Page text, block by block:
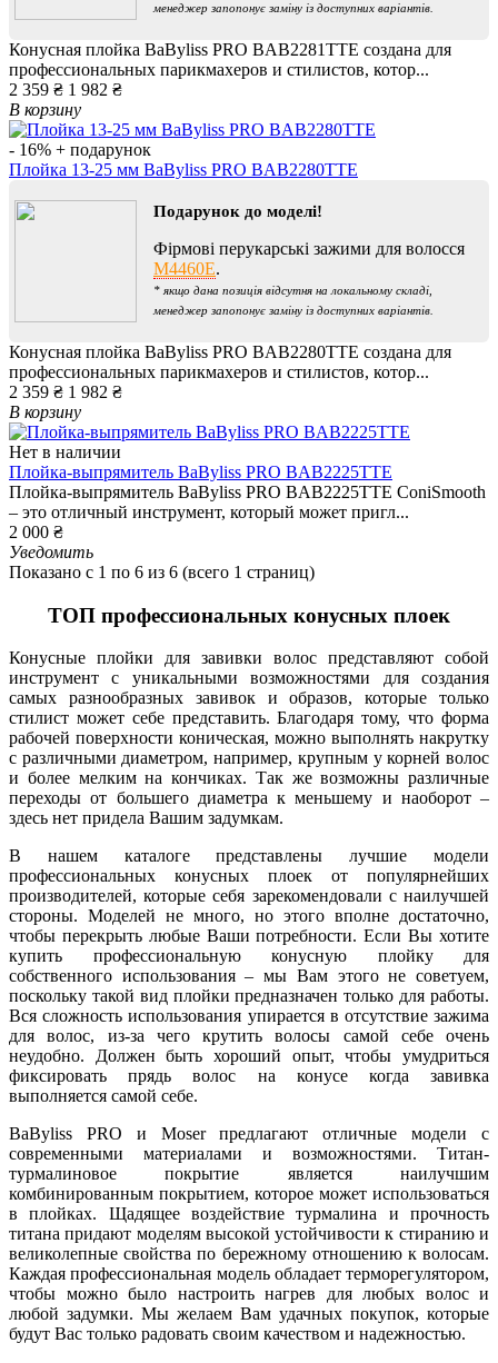
менеджер запопонує заміну із доступних варіантів.
Конусная плойка BaByliss PRO BAB2281TTE создана для
профессиональных парикмахеров и стилистов, котор...
2 359 ₴ 1 982 ₴
В корзину
- 16% + подарунок
Плойка 13-25 мм BaByliss PRO BAB2280TTE
Подарунок до моделі!
Фірмові перукарські зажими для волосся
M4460E.
* якщо дана позиція відсутня на локальному складі,
менеджер запопонує заміну із доступних варіантів.
Конусная плойка BaByliss PRO BAB2280TTE создана для
профессиональных парикмахеров и стилистов, котор...
2 359 ₴ 1 982 ₴
В корзину
Нет в наличии
Плойка-выпрямитель BaByliss PRO BAB2225TTE
Плойка-выпрямитель BaByliss PRO BAB2225TTE ConiSmooth
– это отличный инструмент, который может пригл...
2 000 ₴
Уведомить
Показано с 1 по 6 из 6 (всего 1 страниц)
ТОП профессиональных конусных плоек
Конусные плойки для завивки волос представляют собой
инструмент с уникальными возможностями для создания
самых разнообразных завивок и образов, которые только
стилист может себе представить. Благодаря тому, что форма
рабочей поверхности коническая, можно выполнять накрутку
с различными диаметром, например, крупным у корней волос
и более мелким на кончиках. Так же возможны различные
переходы от большего диаметра к меньшему и наоборот –
здесь нет придела Вашим задумкам.
В нашем каталоге представлены лучшие модели
профессиональных конусных плоек от популярнейших
производителей, которые себя зарекомендовали с наилучшей
стороны. Моделей не много, но этого вполне достаточно,
чтобы перекрыть любые Ваши потребности. Если Вы хотите
купить профессиональную конусную плойку для
собственного использования – мы Вам этого не советуем,
поскольку такой вид плойки предназначен только для работы.
Вся сложность использования упирается в отсутствие зажима
для волос, из-за чего крутить волосы самой себе очень
неудобно. Должен быть хороший опыт, чтобы умудриться
фиксировать прядь волос на конусе когда завивка
выполняется самой себе.
BaByliss PRO и Moser предлагают отличные модели с
современными материалами и возможностями. Титан-
турмалиновое покрытие является наилучшим
комбинированным покрытием, которое может использоваться
в плойках. Щадящее воздействие турмалина и прочность
титана придают моделям высокой устойчивости к стиранию и
великолепные свойства по бережному отношению к волосам.
Каждая профессиональная модель обладает терморегулятором,
чтобы можно было настроить нагрев для любых волос и
любой задумки. Мы желаем Вам удачных покупок, которые
будут Вас только радовать своим качеством и надежностью.